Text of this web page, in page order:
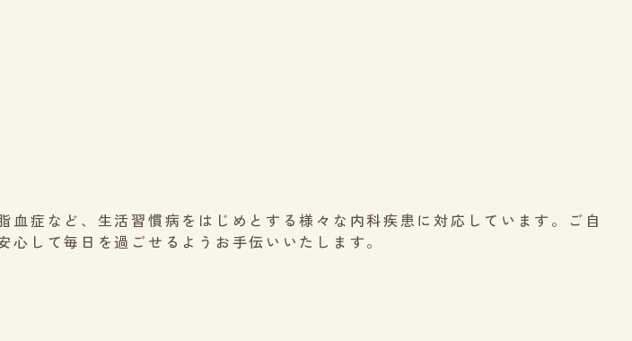
血症など、生活習慣病をはじめとする様々な内科疾患に対応しています。ご自
して毎日を過ごせるようお手伝いいたします。